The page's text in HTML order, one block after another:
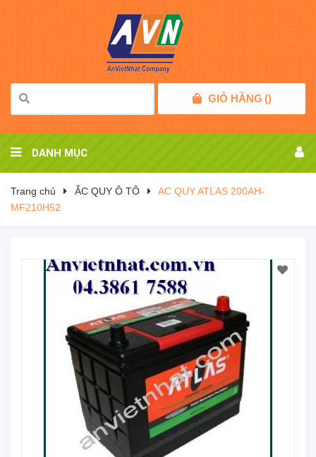
GIỎ HÀNG ()
DANH MỤC
Trang chủ ẮC QUY Ô TÔ
AC QUY ATLAS 200AH-
MF210H52